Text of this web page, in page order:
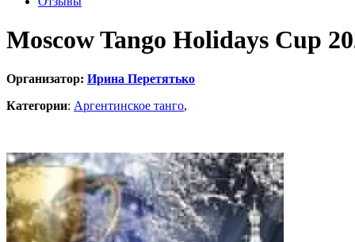
Moscow Tango Holidays Cup
Организатор: Ирина Перетятько
Категории: Аргентинское танго,